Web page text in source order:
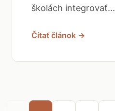
školách integrovať...
Čítať článok →